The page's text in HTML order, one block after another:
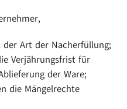
der Art der Nacherfüllung;
Verjährungsfrist für
der Ware;
die Mängelrechte